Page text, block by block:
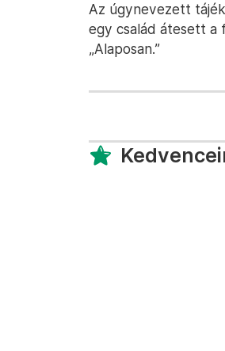
Az úgynevezett
egy család átesett a
„Alaposan.”